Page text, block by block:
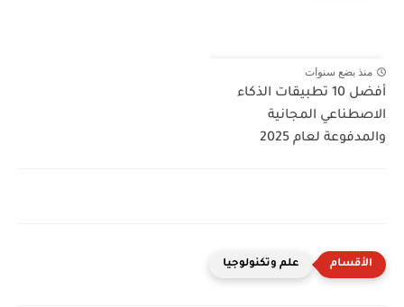
منذ بضع سنوات
أفضل 10 تطبيقات الذكاء
الاصطناعي المجانية
والمدفوعة لعام 2025
علم وتكنولوجيا